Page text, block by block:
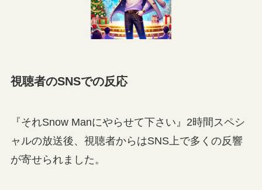
視聴者のSNSでの反応
『それSnow Manにやらせて下さい』2時間スペシ
ャルの放送後、視聴者からはSNS上で多くの反響
が寄せられました。